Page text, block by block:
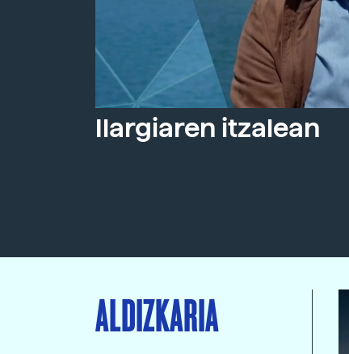
Ilargiaren itzalean
ALDIZKARIA